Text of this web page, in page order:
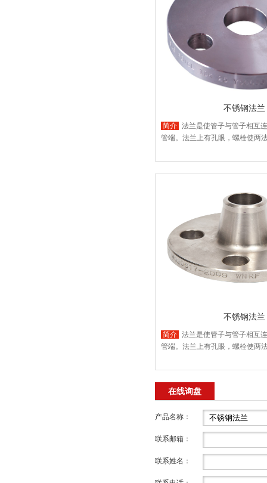
不锈钢法兰
简介 法兰是使管子与管子相互
管端。法兰上有孔眼，螺栓使两
不锈钢法兰
简介 法兰是使管子与管子相互
管端。法兰上有孔眼，螺栓使两
在线询盘
产品名称：
联系邮箱：
联系姓名：